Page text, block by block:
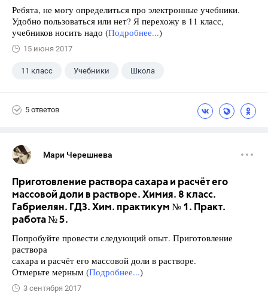
Ребята, не могу определиться про электронные учебники.
Удобно пользоваться или нет? Я перехожу в 11 класс,
учебников носить надо (Подробнее...)
15 июня 2017
11 класс Учебники Школа
5 ответов
Мари Черешнева
Приготовление раствора сахара и расчёт его
массовой доли в растворе. Химия. 8 класс.
Габриелян. ГДЗ. Хим. практикум № 1. Практ.
работа № 5.
Попробуйте провести следующий опыт. Приготовление
раствора
сахара и расчёт его массовой доли в растворе.
Отмерьте мерным (Подробнее...)
3 сентября 2017